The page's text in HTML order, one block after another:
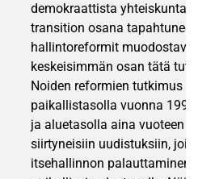
demokraattista
transition osana tapahtuneet
hallintoreformit muodostavat
keskeisimmän osan tätä
Noiden reformien tutkimus
paikallistasolla vuonna
ja aluetasolla aina vuoteen
siirtyneisiin uudistuksiin,
itsehallinnon palauttaminen